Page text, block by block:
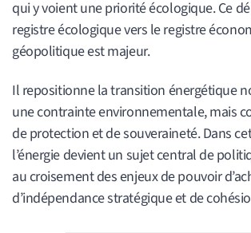
qui y voient une priorité écologique. Ce
registre écologique vers le registre
géopolitique est majeur.
Il repositionne la transition énergétique
une contrainte environnementale, mais
de protection et de souveraineté. Dans
l’énergie devient un sujet central de
au croisement des enjeux de pouvoir
d’indépendance stratégique et de